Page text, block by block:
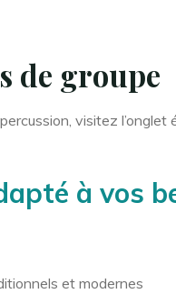
de groupe
visitez
à vos
et modernes